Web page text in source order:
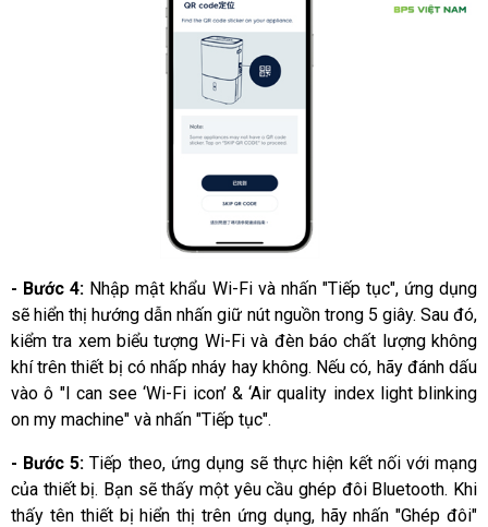
- Bước 4: Nhập mật khẩu Wi-Fi và nhấn "Tiếp tục", ứng dụng
sẽ hiển thị hướng dẫn nhấn giữ nút nguồn trong 5 giây. Sau đó,
kiểm tra xem biểu tượng Wi-Fi và đèn báo chất lượng không
khí trên thiết bị có nhấp nháy hay không. Nếu có, hãy đánh dấu
vào ô "I can see ‘Wi-Fi icon’ & ‘Air quality index light blinking
on my machine" và nhấn "Tiếp tục".
- Bước 5: Tiếp theo, ứng dụng sẽ thực hiện kết nối với mạng
của thiết bị. Bạn sẽ thấy một yêu cầu ghép đôi Bluetooth. Khi
thấy tên thiết bị hiển thị trên ứng dụng, hãy nhấn "Ghép đôi"